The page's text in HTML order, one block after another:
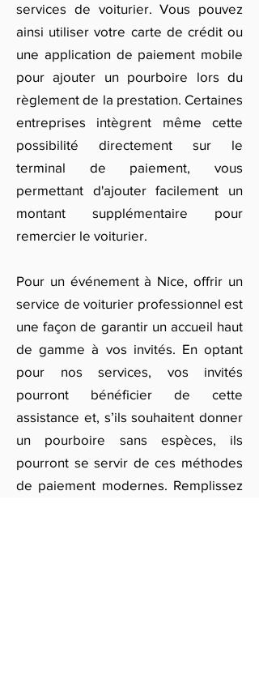
services de voiturier. Vous pouvez
ainsi utiliser votre carte de crédit ou
une application de paiement mobile
pour ajouter un pourboire lors du
règlement de la prestation. Certaines
entreprises intègrent même cette
possibilité directement sur le
terminal de paiement, vous
permettant d'ajouter facilement un
montant supplémentaire pour
remercier le voiturier.
Pour un événement à Nice, offrir un
service de voiturier professionnel est
une façon de garantir un accueil haut
de gamme à vos invités. En optant
pour nos services, vos invités
pourront bénéficier de cette
assistance et, s’ils souhaitent donner
un pourboire sans espèces, ils
pourront se servir de ces méthodes
de paiement modernes. Remplissez